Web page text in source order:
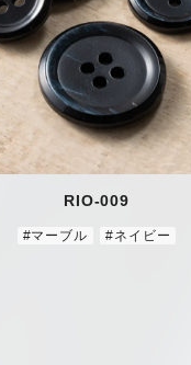
RIO-009
#マーブル #ネイビー